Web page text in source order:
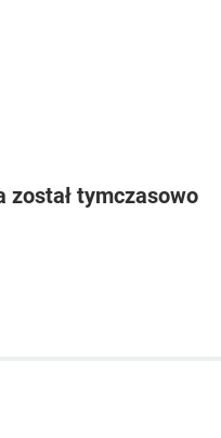
został tymczasowo